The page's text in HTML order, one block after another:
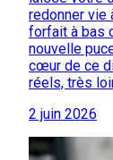
redonner vie
forfait à bas
nouvelle
cœur de ce
réels, très
2 juin 2026